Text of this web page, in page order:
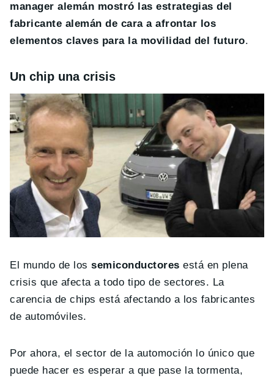
manager alemán mostró las estrategias del
fabricante alemán de cara a afrontar los
elementos claves para la movilidad del futuro.
Un chip una crisis
El mundo de lossemiconductores está en plena
crisis que afecta a todo tipo de sectores. La
carencia de chips está afectando a los fabricantes
de automóviles.
Por ahora, el sector de la automoción lo único que
puede hacer es esperar a que pase la tormenta,